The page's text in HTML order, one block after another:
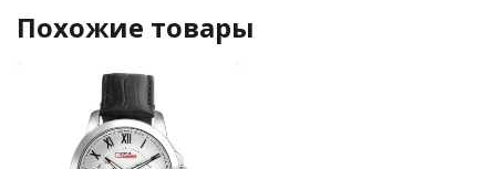
Похожие товары